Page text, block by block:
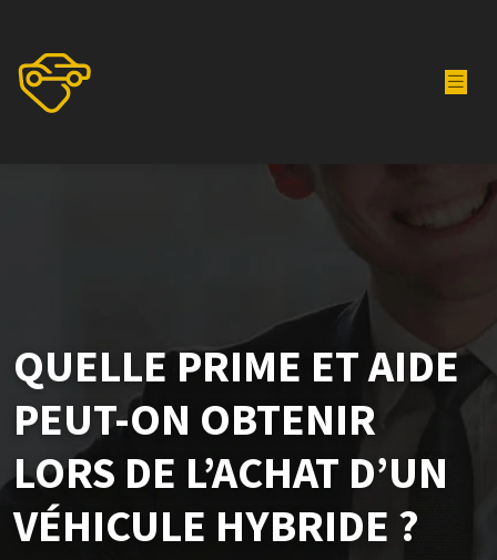
QUELLE PRIME ET AIDE
PEUT-ON OBTENIR
LORS DE L’ACHAT D’UN
VÉHICULE HYBRIDE ?